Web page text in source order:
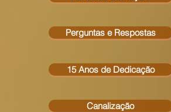
Perguntas e Respostas
Canalização
15 Anos de Dedicação